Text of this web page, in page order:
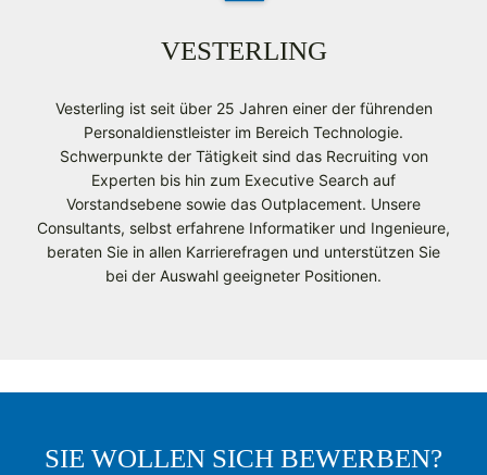
VESTERLING
Vesterling ist seit über 25 Jahren einer der führenden
Personaldienstleister im Bereich Technologie.
Schwerpunkte der Tätigkeit sind das Recruiting von
Experten bis hin zum Executive Search auf
Vorstandsebene sowie das Outplacement. Unsere
Consultants, selbst erfahrene Informatiker und Ingenieure,
beraten Sie in allen Karrierefragen und unterstützen Sie
bei der Auswahl geeigneter Positionen.
SIE WOLLEN SICH BEWERBEN?